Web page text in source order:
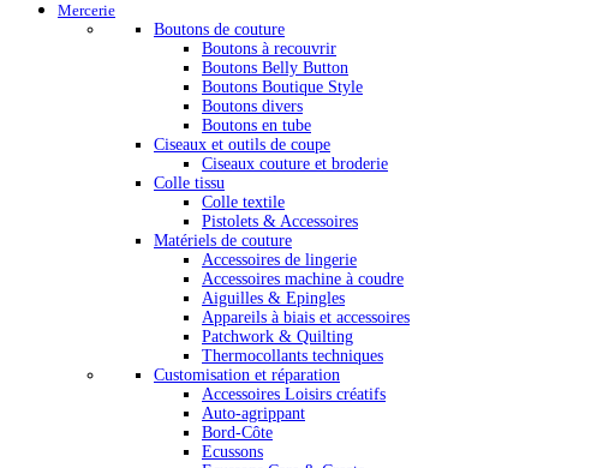
Mercerie
Boutons de couture
Boutons à recouvrir
Boutons Belly Button
Boutons Boutique Style
Boutons divers
Boutons en tube
Ciseaux et outils de coupe
Ciseaux couture et broderie
Colle tissu
Colle textile
Pistolets & Accessoires
Matériels de couture
Accessoires de lingerie
Accessoires machine à coudre
Aiguilles & Epingles
Appareils à biais et accessoires
Patchwork & Quilting
Thermocollants techniques
Customisation et réparation
Accessoires Loisirs créatifs
Auto-agrippant
Bord-Côte
Ecussons